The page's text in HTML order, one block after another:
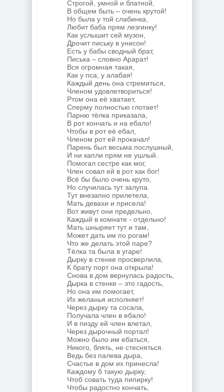
Строгой, умной и блатной,
В общем быть – очень крутой!
Но была у той слабинка,
Любит баба прям лезгинку!
Как услышит сей музон,
Дрочит письку в унисон!
Есть у бабы сводный брат,
Писька – словно Арарат!
Вся огромная такая,
Как у пса, у алабая!
Каждый день она стремиться,
Членом удовлетвориться!
Ртом она её хватает,
Сперму полностью глотает!
Парню тёлка приказала,
В рот кончать и на ебало!
Чтобы в рот её ебал,
Членом рот ей прокачал!
Парень был весьма послушный,
И ни капли прям не ушлый.
Помогал сестре как мог,
Член совал ей в рот как бог!
Всё бы было очень круто,
Но случилась тут залупа.
Тут внезапно прилетела,
Мать девахи и присела!
Вот живут они предельно,
Каждый в комнате - отдельно!
Мать шныряет тут и там,
Может дать им по рогам!
Что же делать этой паре?
Тёлка та была в угаре!
Дырку в стенке просверлила,
К брату порт она открыла!
Снова в дом вернулась радость,
Дырка в стенке – это гадость,
Но она им помогает,
Их желанья исполняет!
Через дырку та сосала,
Получала член в ебало!
И в пизду ей член влетал,
Через дырочный портал!
Можно было им ебаться,
Никого, блять, не стесняться.
Ведь без палева дыра,
Счастье в дом их принесла!
Каждому б такую дырку,
Чтоб совать туда пипирку!
Чтобы радостно кончать,